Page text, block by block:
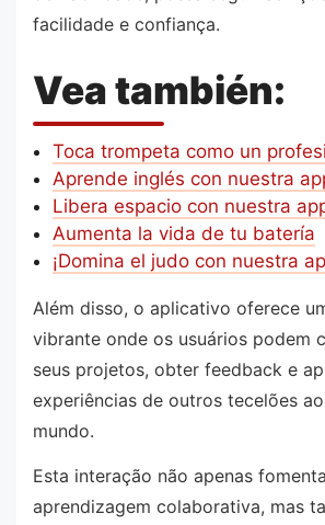
facilidade e confiança.
Vea también:
Toca trompeta como un
Aprende inglés con nuestra
Libera espacio con nuestra
Aumenta la vida de tu batería
¡Domina el judo con nuestra
Além disso, o aplicativo oferece
vibrante onde os usuários podem
seus projetos, obter feedback e
experiências de outros tecelões
mundo.
Esta interação não apenas
aprendizagem colaborativa, mas